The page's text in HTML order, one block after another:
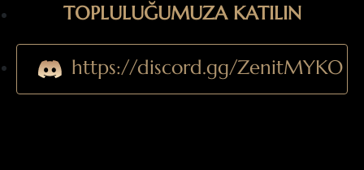
TOPLULUĞUMUZA KATILIN
https://discord.gg/ZenitMYKO